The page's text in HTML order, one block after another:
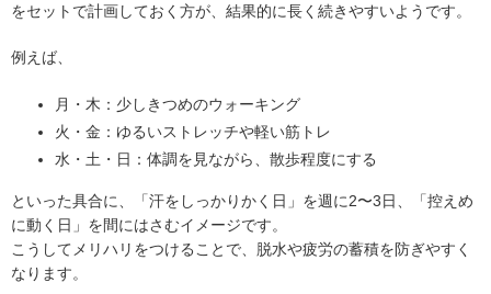
をセットで計画しておく方が、結果的に長く続きやすいようです。
例えば、
月・木：少しきつめのウォーキング
火・金：ゆるいストレッチや軽い筋トレ
水・土・日：体調を見ながら、散歩程度にする
といった具合に、「汗をしっかりかく日」を週に2〜3日、「控えめ
に動く日」を間にはさむイメージです。
こうしてメリハリをつけることで、脱水や疲労の蓄積を防ぎやすく
なります。